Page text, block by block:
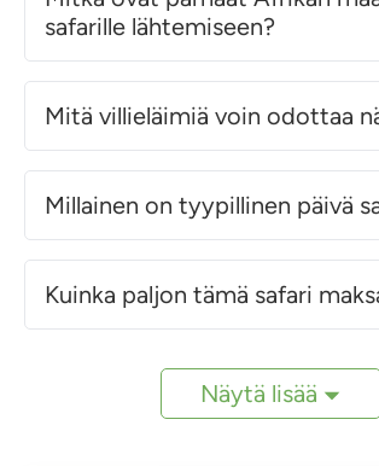
safarille lähtemiseen?
Mitä villieläimiä voin odottaa
Millainen on tyypillinen päivä
Kuinka paljon tämä safari
Näytä lisää